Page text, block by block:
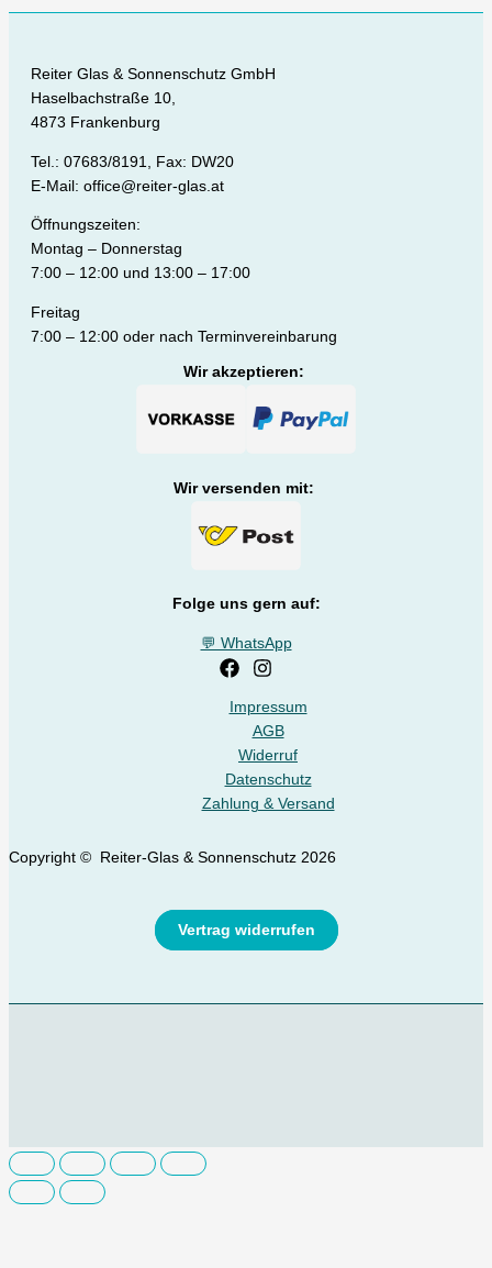
Reiter Glas & Sonnenschutz GmbH
Haselbachstraße 10,
4873 Frankenburg
Tel.: 07683/8191, Fax: DW20
E-Mail: office@reiter-glas.at
Öffnungszeiten:
Montag – Donnerstag
7:00 – 12:00 und 13:00 – 17:00
Freitag
7:00 – 12:00 oder nach Terminvereinbarung
Wir akzeptieren:
Wir versenden mit:
Folge uns gern auf:
💬 WhatsApp
Impressum
AGB
Widerruf
Datenschutz
Zahlung & Versand
Copyright © Reiter-Glas & Sonnenschutz 2026
Vertrag widerrufen